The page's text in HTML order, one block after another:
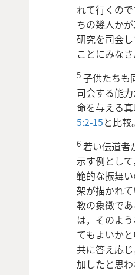
れて行くの
ちの幾人か
研究を司会
ことにみな
5 子供たちも
司会する能
命を与える
5:2-15と比較。
6 若い伝道者
示す例とし
範的な振舞
架が描かれ
教の象徴で
は，そのよ
てもよいか
共に答え応
加したと思わ